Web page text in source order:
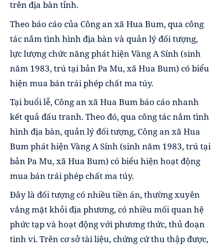
trên địa bàn tỉnh.
Theo báo cáo của Công an xã Hua Bum, qua công
tác nắm tình hình địa bàn và quản lý đối tượng,
lực lượng chức năng phát hiện Vàng A Sính (sinh
năm 1983, trú tại bản Pa Mu, xã Hua Bum) có biểu
hiện mua bán trái phép chất ma túy.
Tại buổi lễ, Công an xã Hua Bum báo cáo nhanh
kết quả đấu tranh. Theo đó, qua công tác nắm tình
hình địa bàn, quản lý đối tượng, Công an xã Hua
Bum phát hiện Vàng A Sính (sinh năm 1983, trú tại
bản Pa Mu, xã Hua Bum) có biểu hiện hoạt động
mua bán trái phép chất ma túy.
Đây là đối tượng có nhiều tiền án, thường xuyên
vắng mặt khỏi địa phương, có nhiều mối quan hệ
phức tạp và hoạt động với phương thức, thủ đoạn
tinh vi. Trên cơ sở tài liệu, chứng cứ thu thập được,